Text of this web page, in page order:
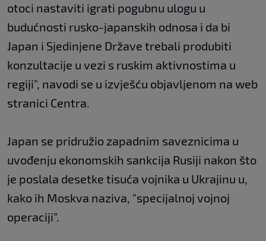
otoci nastaviti igrati pogubnu ulogu u
budućnosti rusko-japanskih odnosa i da bi
Japan i Sjedinjene Države trebali produbiti
konzultacije u vezi s ruskim aktivnostima u
regiji", navodi se u izvješću objavljenom na web
stranici Centra.
Japan se pridružio zapadnim saveznicima u
uvođenju ekonomskih sankcija Rusiji nakon što
je poslala desetke tisuća vojnika u Ukrajinu u,
kako ih Moskva naziva, "specijalnoj vojnoj
operaciji".